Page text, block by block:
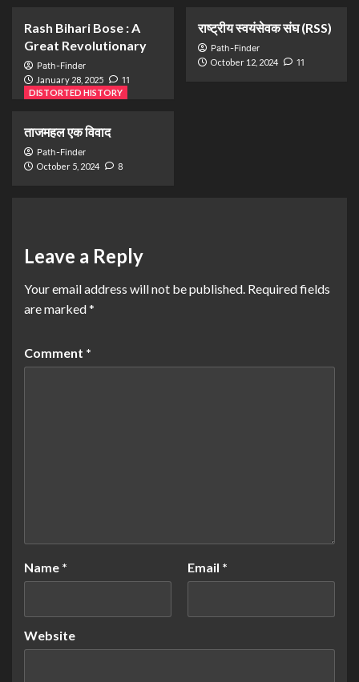
Rash Bihari Bose : A
Great Revolutionary
Path-Finder
January 28, 2025 11
राष्ट्रीय स्वयंसेवक संघ (RSS)
Path-Finder
October 12, 2024 11
DISTORTED HISTORY
ताजमहल एक विवाद
Path-Finder
October 5, 2024 8
Leave a Reply
Your email address will not be published. Required fields
are marked*
Comment *
Name * Email *
Website